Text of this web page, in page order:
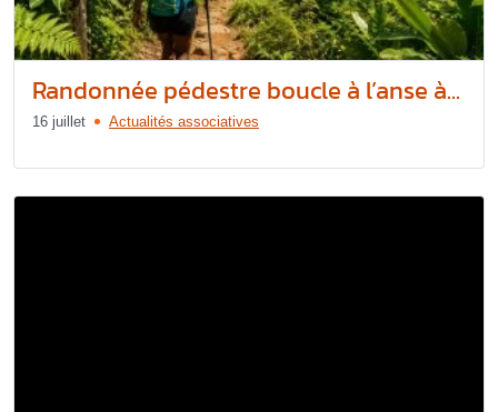
Randonnée pédestre boucle à l’anse à...
16 juillet Actualités associatives